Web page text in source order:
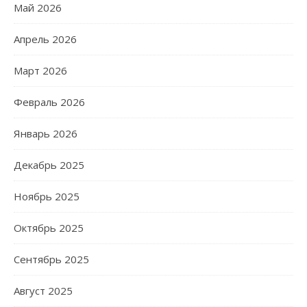
Май 2026
Апрель 2026
Март 2026
Февраль 2026
Январь 2026
Декабрь 2025
Ноябрь 2025
Октябрь 2025
Сентябрь 2025
Август 2025